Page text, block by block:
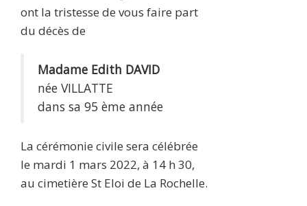
ont la tristesse de vous faire part
du décès de
Madame Edith DAVID
née VILLATTE
dans sa 95 ème année
La cérémonie civile sera célébrée
le mardi 1 mars 2022, à 14 h 30,
au cimetière St Eloi de La Rochelle.